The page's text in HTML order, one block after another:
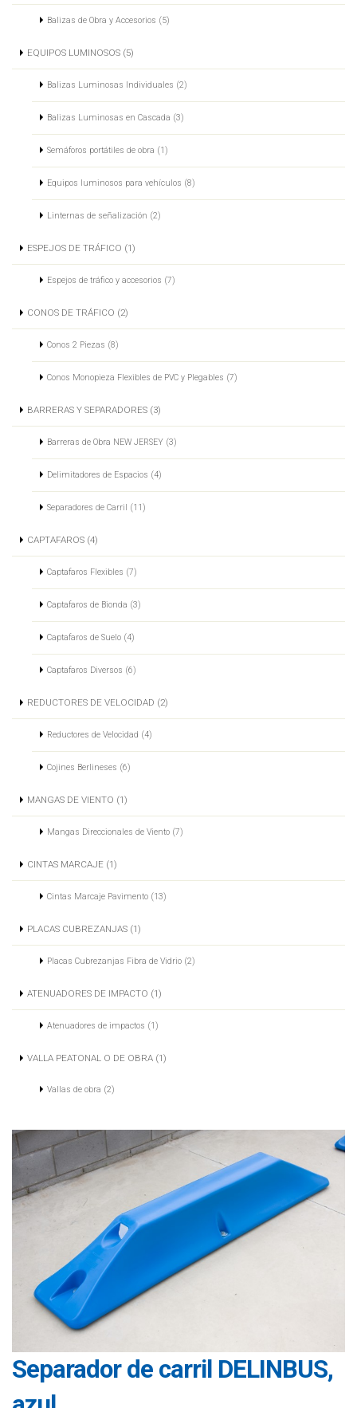
Balizas de Obra y Accesorios (5)
EQUIPOS LUMINOSOS (5)
Balizas Luminosas Individuales (2)
Balizas Luminosas en Cascada (3)
Semáforos portátiles de obra (1)
Equipos luminosos para vehículos (8)
Linternas de señalización (2)
ESPEJOS DE TRÁFICO (1)
Espejos de tráfico y accesorios (7)
CONOS DE TRÁFICO (2)
Conos 2 Piezas (8)
Conos Monopieza Flexibles de PVC y Plegables (7)
BARRERAS Y SEPARADORES (3)
Barreras de Obra NEW JERSEY (3)
Delimitadores de Espacios (4)
Separadores de Carril (11)
CAPTAFAROS (4)
Captafaros Flexibles (7)
Captafaros de Bionda (3)
Captafaros de Suelo (4)
Captafaros Diversos (6)
REDUCTORES DE VELOCIDAD (2)
Reductores de Velocidad (4)
Cojines Berlineses (6)
MANGAS DE VIENTO (1)
Mangas Direccionales de Viento (7)
CINTAS MARCAJE (1)
Cintas Marcaje Pavimento (13)
PLACAS CUBREZANJAS (1)
Placas Cubrezanjas Fibra de Vidrio (2)
ATENUADORES DE IMPACTO (1)
Atenuadores de impactos (1)
VALLA PEATONAL O DE OBRA (1)
Vallas de obra (2)
Separador de carril DELINBUS,